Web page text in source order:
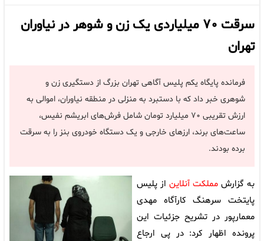
سرقت ۷۰ میلیاردی یک زن و شوهر در نیاوران
تهران
فرمانده پایگاه یکم پلیس آگاهی تهران بزرگ از دستگیری زن و
شوهری خبر داد که با دستبرد به منزلی در منطقه نیاوران، اموالی به
ارزش تقریبی ۷۰ میلیارد تومان شامل فرش‌های ابریشم نفیس،
ساعت‌های برند، ارزهای خارجی و یک دستگاه خودروی بنز را به سرقت
برده بودند.
به گزارش مملکت آنلاین از پلیس
پایتخت سرهنگ کارآگاه مهدی
معمارپور در تشریح جزئیات این
پرونده اظهار کرد: در پی ارجاع